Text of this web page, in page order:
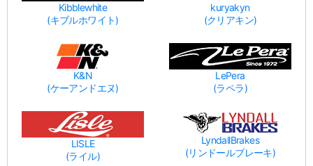
Kibblewhite
(キブルホワイト)
kuryakyn
(クリアキン)
K&N
(ケーアンドエヌ)
LePera
(ラペラ)
LISLE
(ライル)
LyndallBrakes
(リンドールブレーキ)